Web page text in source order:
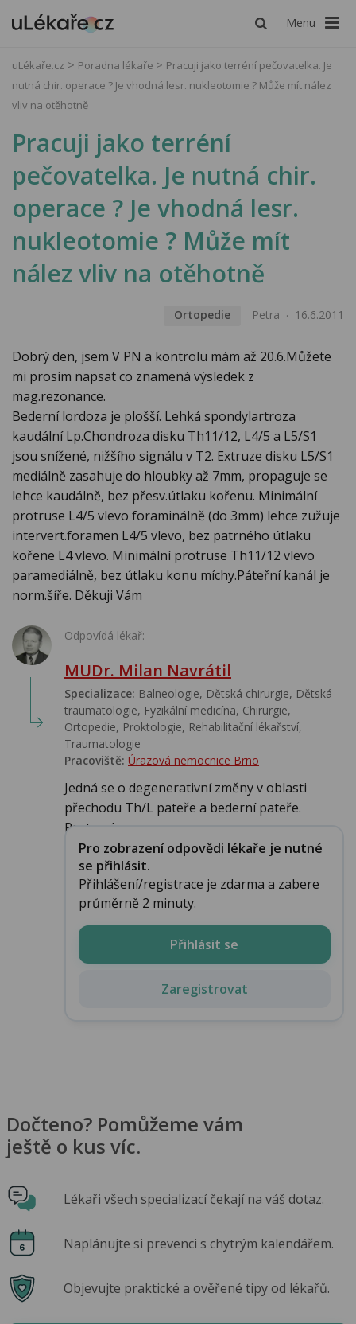
Menu
uLékaře.cz Poradna lékaře
Pracuji jako terréní pečovatelka. Je
nutná chir. operace ? Je vhodná lesr. nukleotomie ? Může mít nález
vliv na otěhotně
Pracuji jako terréní
pečovatelka. Je nutná chir.
operace ? Je vhodná lesr.
nukleotomie ? Může mít
nález vliv na otěhotně
Ortopedie Petra 16.6.2011
Dobrý den, jsem V PN a kontrolu mám až 20.6.Můžete
mi prosím napsat co znamená výsledek z
mag.rezonance.
Bederní lordoza je plošší. Lehká spondylartroza
kaudální Lp.Chondroza disku Th11/12, L4/5 a L5/S1
jsou snížené, nižšího signálu v T2. Extruze disku L5/S1
mediálně zasahuje do hloubky až 7mm, propaguje se
lehce kaudálně, bez přesv.útlaku kořenu. Minimální
protruse L4/5 vlevo foraminálně (do 3mm) lehce zužuje
intervert.foramen L4/5 vlevo, bez patrného útlaku
kořene L4 vlevo. Minimální protruse Th11/12 vlevo
paramediálně, bez útlaku konu míchy.Páteřní kanál je
norm.šíře. Děkuji Vám
Odpovídá lékař:
MUDr. Milan Navrátil
Specializace: Balneologie, Dětská chirurgie, Dětská
traumatologie, Fyzikální medicína, Chirurgie,
Ortopedie, Proktologie, Rehabilitační lékařství‎,
Traumatologie
Pracoviště: Úrazová nemocnice Brno
Jedná se o degenerativní změny v oblasti
přechodu Th/L pateře a bederní pateře.
Protruzí se ...
Pro zobrazení odpovědi lékaře je nutné
se přihlásit.
Přihlášení/registrace je zdarma a zabere
průměrně 2 minuty.
Přihlásit se
Zaregistrovat
Dočteno? Pomůžeme vám
ještě o kus víc.
Lékaři všech specializací čekají na váš dotaz.
Naplánujte si prevenci s chytrým kalendářem.
Objevujte praktické a ověřené tipy od lékařů.